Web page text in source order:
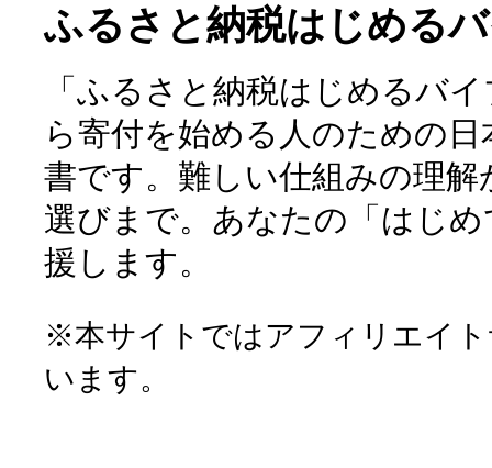
ふるさと納税はじめる
「ふるさと納税はじめるバ
ら寄付を始める人のための
書です。難しい仕組みの理
選びまで。あなたの「はじ
援します。
※本サイトではアフィリエイ
います。